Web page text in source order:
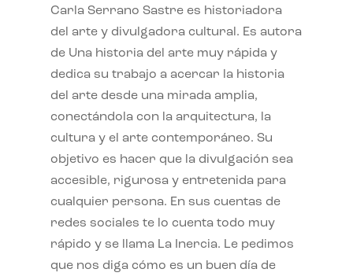
Carla Serrano Sastre es historiadora
del arte y divulgadora cultural. Es autora
de Una historia del arte muy rápida y
dedica su trabajo a acercar la historia
del arte desde una mirada amplia,
conectándola con la arquitectura, la
cultura y el arte contemporáneo. Su
objetivo es hacer que la divulgación sea
accesible, rigurosa y entretenida para
cualquier persona. En sus cuentas de
redes sociales te lo cuenta todo muy
rápido y se llama La Inercia. Le pedimos
que nos diga cómo es un buen día de